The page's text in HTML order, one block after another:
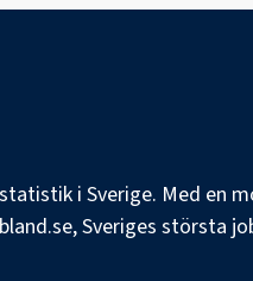
i Sverige. Med en
Sveriges största